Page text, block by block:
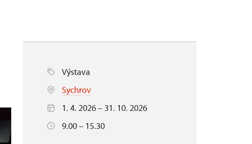
Výstava
Sychrov
1. 4. 2026 – 31. 10. 2026
9.00 – 15.30